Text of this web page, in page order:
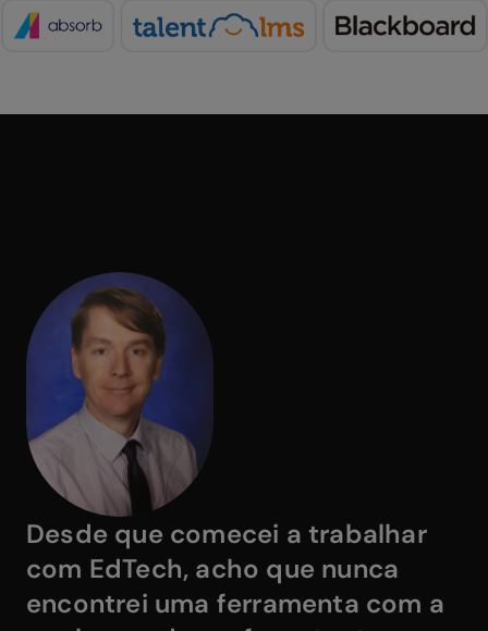
Desde que comecei a trabalhar
com EdTech, acho que nunca
encontrei uma ferramenta com a